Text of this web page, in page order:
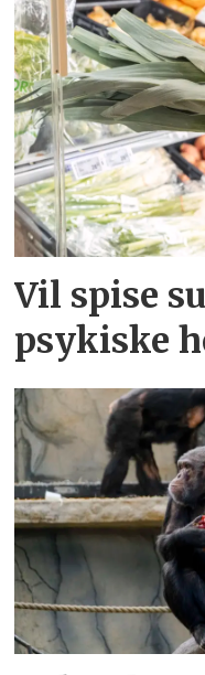
Vil spise
psykiske